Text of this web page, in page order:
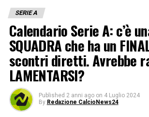
SERIE A
Calendario Serie A: c’è
SQUADRA che ha un
scontri diretti. Avrebbe
LAMENTARSI?
Published 2 anni ago on 4 Luglio 2024
By Redazione CalcioNews24